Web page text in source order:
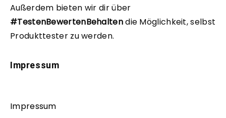
Außerdem bieten wir dir über
#TestenBewertenBehaltendie Möglichkeit, selbst
Produkttester zu werden.
Impressum
Impressum